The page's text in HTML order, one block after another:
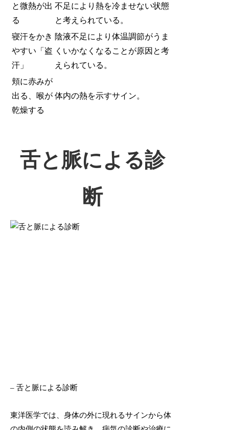
と微熱が出
る
不足により熱を冷ませない状態
と考えられている。
寝汗をかき
やすい「盗
汗」
陰液不足により体温調節がうま
くいかなくなることが原因と考
えられている。
頬に赤みが
出る、喉が
乾燥する
体内の熱を示すサイン。
舌と脈による診
断
– 舌と脈による診断
東洋医学では、身体の外に現れるサインから体